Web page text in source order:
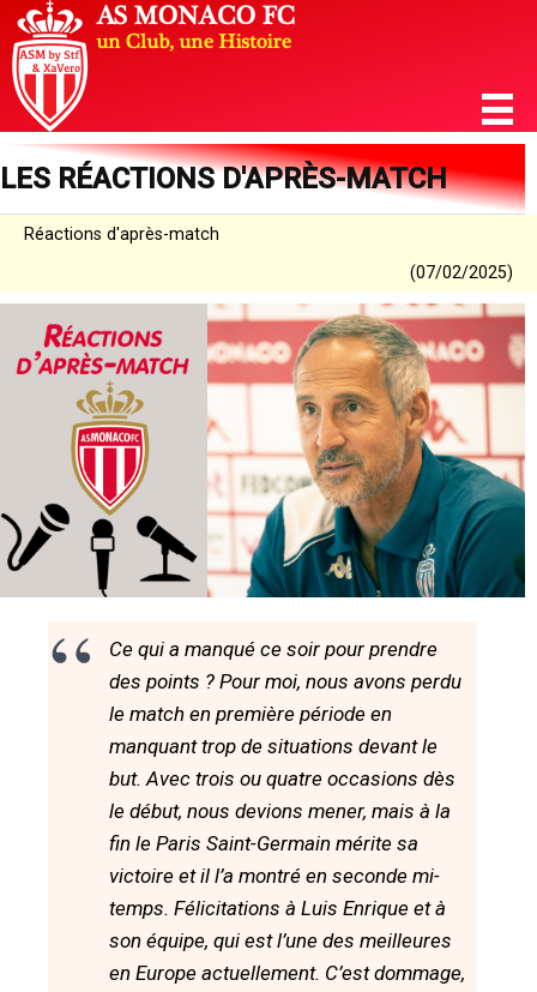
LES RÉACTIONS D'APRÈS-MATCH
Réactions d'après-match
(07/02/2025)
Ce qui a manqué ce soir pour prendre
des points ? Pour moi, nous avons perdu
le match en première période en
manquant trop de situations devant le
but. Avec trois ou quatre occasions dès
le début, nous devions mener, mais à la
fin le Paris Saint-Germain mérite sa
victoire et il l’a montré en seconde mi-
temps. Félicitations à Luis Enrique et à
son équipe, qui est l’une des meilleures
en Europe actuellement. C’est dommage,